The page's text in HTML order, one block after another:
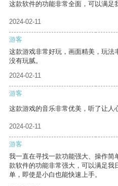
这款软件的功能非常全面，可以满足
2024-02-11
游客
这款游戏非常好玩，画面精美，玩法
没有玩腻。
2024-02-11
游客
这款游戏的音乐非常优美，听了让人
2024-02-11
游客
我一直在寻找一款功能强大、操作简
款软件的功能非常强大，可以满足我
单，即使是小白也能快速上手。